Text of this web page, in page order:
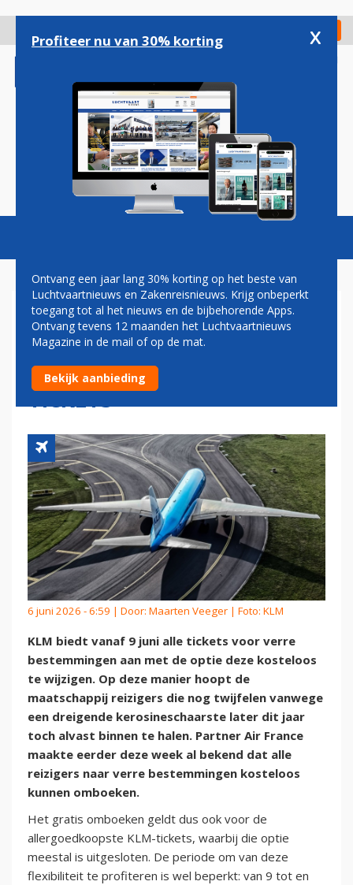
gaan
Check in
Magazine Podcasts Vacatures
KLM LOKT TWIJFELENDE
REIZIGERS MET KORTING EN
GRATIS OMBOEKBARE
TICKETS
6 juni 2026 - 6:59 | Door: Maarten Veeger | Foto: KLM
KLM biedt vanaf 9 juni alle tickets voor verre
bestemmingen aan met de optie deze kosteloos
te wijzigen. Op deze manier hoopt de
maatschappij reizigers die nog twijfelen vanwege
een dreigende kerosineschaarste later dit jaar
toch alvast binnen te halen. Partner Air France
maakte eerder deze week al bekend dat alle
reizigers naar verre bestemmingen kosteloos
kunnen omboeken.
Het gratis omboeken geldt dus ook voor de
allergoedkoopste KLM-tickets, waarbij die optie
meestal is uitgesloten. De periode om van deze
flexibiliteit te profiteren is wel beperkt: van 9 tot en
Profiteer nu van 30% korting x
Ontvang een jaar lang 30% korting op het beste van
Luchtvaartnieuws en Zakenreisnieuws. Krijg onbeperkt
toegang tot al het nieuws en de bijbehorende Apps.
Ontvang tevens 12 maanden het Luchtvaartnieuws
Magazine in de mail of op de mat.
Bekijk aanbieding